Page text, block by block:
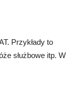
Przykłady to
służbowe itp. W